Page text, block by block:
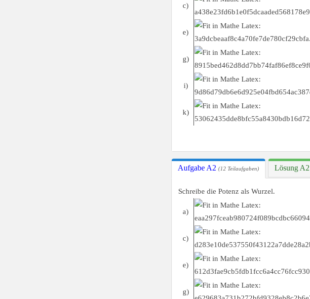
c)
e)
g)
i)
k)
Aufgabe A2 (12 Teilaufgaben) Lösung A2
Schreibe die Potenz als Wurzel.
a)
c)
e)
g)